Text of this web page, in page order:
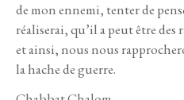
de mon ennemi, tenter de
réaliserai, qu’il a peut être des
et ainsi, nous nous
la hache de guerre.